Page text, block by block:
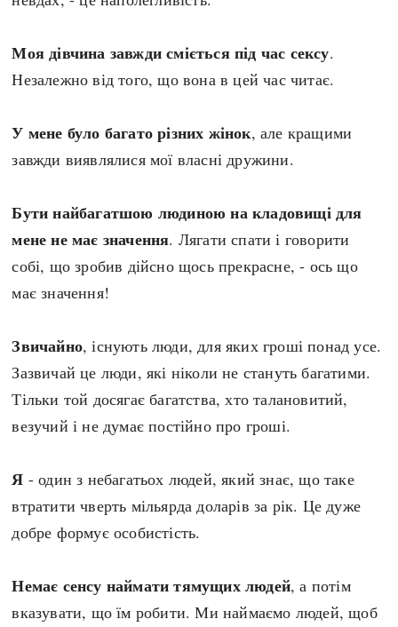
Моя дівчина завжди сміється під час сексу.
Незалежно від того, що вона в цей час читає.
У мене було багато різних жінок, але кращими
завжди виявлялися мої власні дружини.
Бути найбагатшою людиною на кладовищі для
мене не має значення. Лягати спати і говорити
собі, що зробив дійсно щось прекрасне, - ось що
має значення!
Звичайно, існують люди, для яких гроші понад усе.
Зазвичай це люди, які ніколи не стануть багатими.
Тільки той досягає багатства, хто талановитий,
везучий і не думає постійно про гроші.
Я - один з небагатьох людей, який знає, що таке
втратити чверть мільярда доларів за рік. Це дуже
добре формує особистість.
Немає сенсу наймати тямущих людей, а потім
вказувати, що їм робити. Ми наймаємо людей, щоб